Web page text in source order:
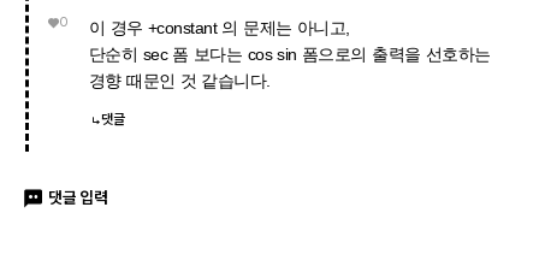
0
이 경우 +constant 의 문제는 아니고,
단순히 sec 폼 보다는 cos sin 폼으로의 출력을 선호하는
경향 때문인 것 같습니다.
댓글
댓글 입력